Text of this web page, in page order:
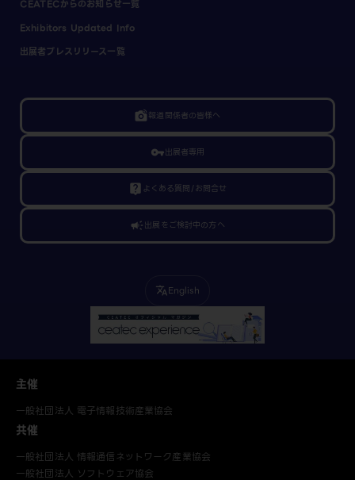
CEATECからのお知らせ一覧
Exhibitors Updated Info
出展者プレスリリース一覧
linked_camera報道関係者の皆様へ
vpn_key出展者専用
live_help よくある質問/お問合せ
campaign出展をご検討中の方へ
translateEnglish
主催
一般社団法人 電子情報技術産業協会
共催
一般社団法人 情報通信ネットワーク産業協会
一般社団法人 ソフトウェア協会